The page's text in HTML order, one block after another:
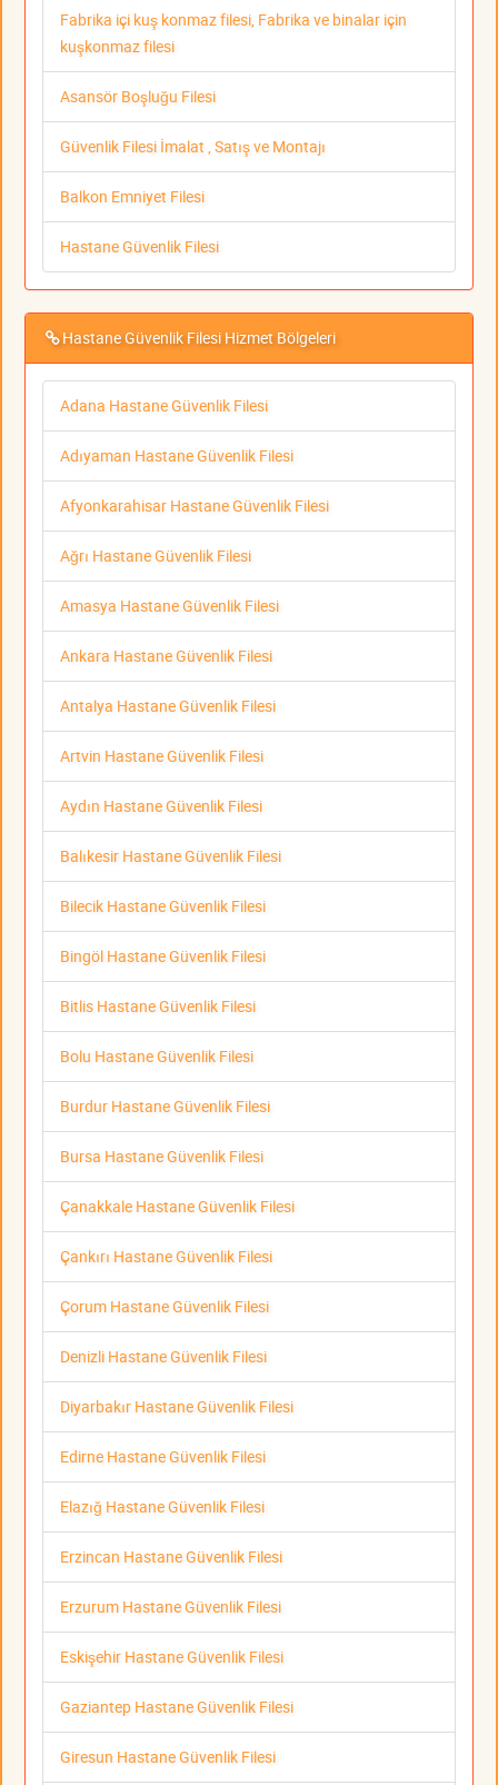
Fabrika içi kuş konmaz filesi, Fabrika ve binalar için
kuşkonmaz filesi
Asansör Boşluğu Filesi
Güvenlik Filesi İmalat , Satış ve Montajı
Balkon Emniyet Filesi
Hastane Güvenlik Filesi
Hastane Güvenlik Filesi Hizmet Bölgeleri
Adana Hastane Güvenlik Filesi
Adıyaman Hastane Güvenlik Filesi
Afyonkarahisar Hastane Güvenlik Filesi
Ağrı Hastane Güvenlik Filesi
Amasya Hastane Güvenlik Filesi
Ankara Hastane Güvenlik Filesi
Antalya Hastane Güvenlik Filesi
Artvin Hastane Güvenlik Filesi
Aydın Hastane Güvenlik Filesi
Balıkesir Hastane Güvenlik Filesi
Bilecik Hastane Güvenlik Filesi
Bingöl Hastane Güvenlik Filesi
Bitlis Hastane Güvenlik Filesi
Bolu Hastane Güvenlik Filesi
Burdur Hastane Güvenlik Filesi
Bursa Hastane Güvenlik Filesi
Çanakkale Hastane Güvenlik Filesi
Çankırı Hastane Güvenlik Filesi
Çorum Hastane Güvenlik Filesi
Denizli Hastane Güvenlik Filesi
Diyarbakır Hastane Güvenlik Filesi
Edirne Hastane Güvenlik Filesi
Elazığ Hastane Güvenlik Filesi
Erzincan Hastane Güvenlik Filesi
Erzurum Hastane Güvenlik Filesi
Eskişehir Hastane Güvenlik Filesi
Gaziantep Hastane Güvenlik Filesi
Giresun Hastane Güvenlik Filesi